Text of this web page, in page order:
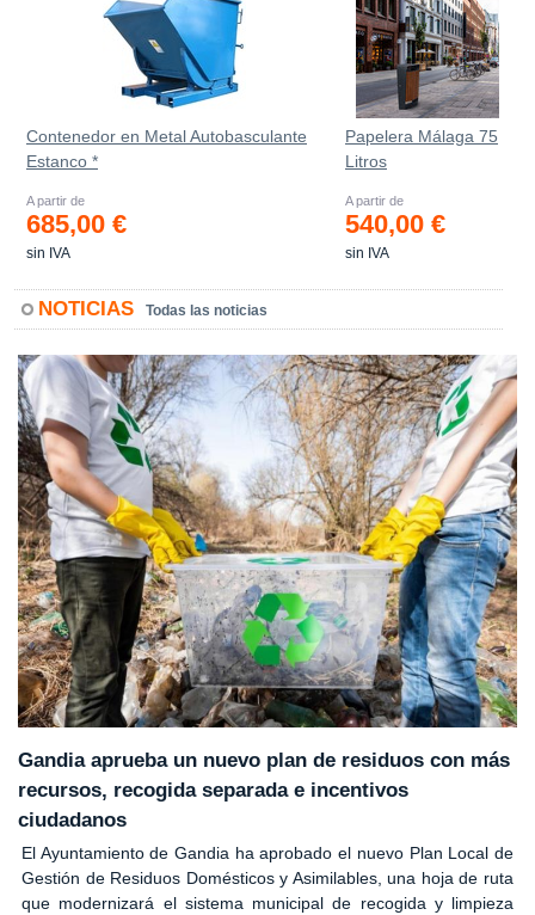
Contenedor en Metal Autobasculante
Estanco *
A partir de
685,00 €
sin IVA
Papelera Málaga 75
Litros
A partir de
540,00 €
sin IVA
NOTICIAS Todas las noticias
Gandia aprueba un nuevo plan de residuos con más
recursos, recogida separada e incentivos
ciudadanos
El Ayuntamiento de Gandia ha aprobado el nuevo Plan Local de
Gestión de Residuos Domésticos y Asimilables, una hoja de ruta
que modernizará el sistema municipal de recogida y limpieza